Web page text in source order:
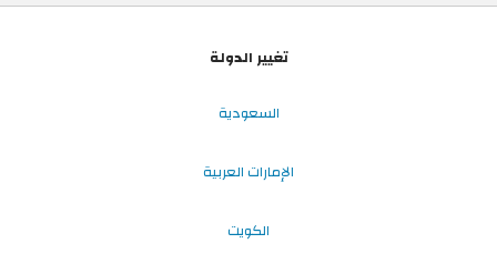
تغيير الدولة
السعودية
الإمارات العربية
الكويت